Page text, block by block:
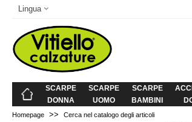
Lingua
SCARPE
DONNA
SCARPE
UOMO
SCARPE
BAMBINI
Homepage >> Cerca nel catalogo degli articoli